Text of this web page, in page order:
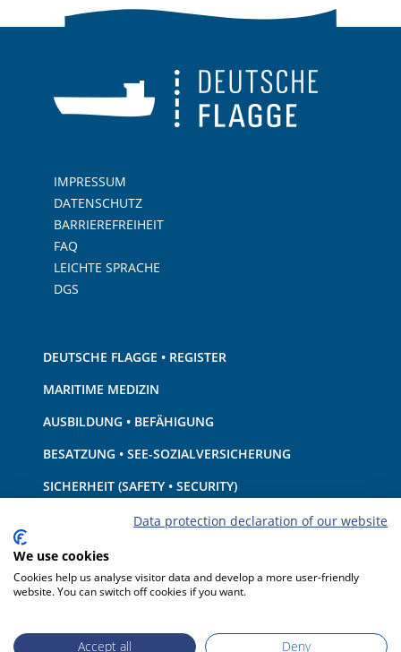
IMPRESSUM
DATENSCHUTZ
BARRIEREFREIHEIT
FAQ
LEICHTE SPRACHE
DGS
DEUTSCHE FLAGGE • REGISTER
MARITIME MEDIZIN
AUSBILDUNG • BEFÄHIGUNG
BESATZUNG • SEE-SOZIALVERSICHERUNG
SICHERHEIT (SAFETY • SECURITY)
SCHIFF • AUSRÜSTUNG
UMWELTSCHUTZ • KLIMA
HAFTUNG • FINANZEN
Data protection declaration of our website
We use cookies
Cookies help us analyse visitor data and develop a more user-friendly
website. You can switch off cookies if you want.
Accept all Deny